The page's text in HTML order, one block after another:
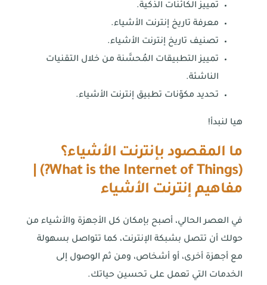
تمييز الكائنات الذكية.
معرفة تاريخ إنترنت الأشياء.
تصنيف تاريخ إنترنت الأشياء.
تمييز التطبيقات المُحسَّنة من خلال التقنيات
الناشئة.
تحديد مكوّنات تطبيق إنترنت الأشياء.
هيا لنبدأ!
ما المقصود بإنترنت الأشياء؟
(
What is the Internet of Things?
) |
مفاهيم إنترنت الأشياء
في العصر الحالي، أصبح بإمكان كل الأجهزة والأشياء من
حولك أن تتصل بشبكة الإنترنت، كما تتواصل بسهولة
مع أجهزة أخرى، أو أشخاص، ومن ثم الوصول إلى
الخدمات التي تعمل على تحسين حياتك.